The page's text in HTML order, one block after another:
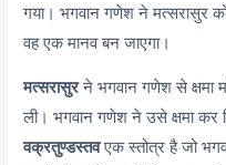
गया। भगवान गणेश ने मत्सरासुर
वह एक मानव बन जाएगा।
मत्सरासुरने भगवान गणेश से क्षमा
ली। भगवान गणेश ने उसे क्षमा
वक्रतुण्डस्तवएक स्तोत्र है जो